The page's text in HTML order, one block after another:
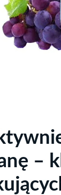
–